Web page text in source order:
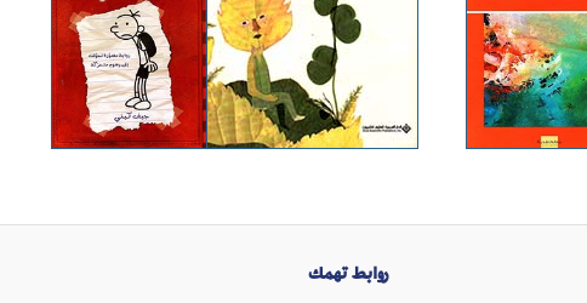
روابط تهمك